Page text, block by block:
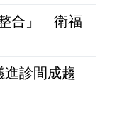
合」 衛福
診間成趨